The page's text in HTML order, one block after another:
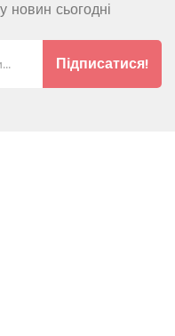
новин сьогодні
Підписатися!